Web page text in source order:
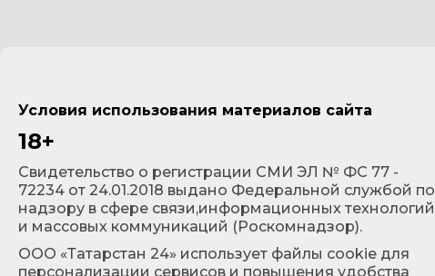
Условия использования материалов сайта
18+
Cвидетельство о регистрации СМИ ЭЛ № ФС 77 -
72234 от 24.01.2018 выдано Федеральной службой по
надзору в сфере связи,информационных технологий
и массовых коммуникаций (Роскомнадзор).
ООО «Татарстан 24» использует файлы cookie для
персонализации сервисов и повышения удобства